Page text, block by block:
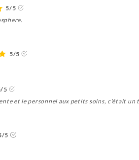
5/5
5/5
5
et le personnel aux petits soins, c'était un
5